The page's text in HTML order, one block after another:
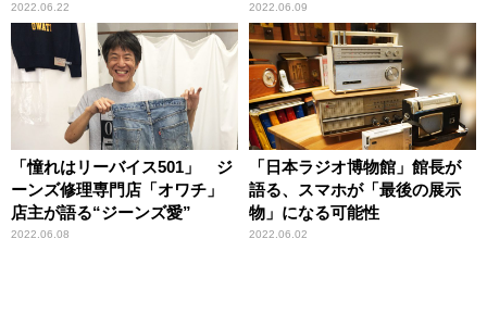
2022.06.22 2022.06.09
「憧れはリーバイス501」 ジ
ーンズ修理専門店「オワチ」
店主が語る“ジーンズ愛”
2022.06.08
「日本ラジオ博物館」館長が
語る、スマホが「最後の展示
物」になる可能性
2022.06.02